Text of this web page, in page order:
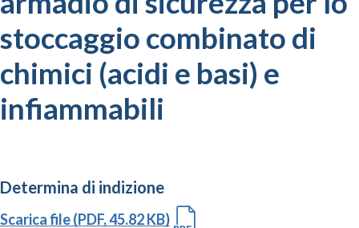
stoccaggio combinato di
chimici (acidi e basi) e
infiammabili
Determina di indizione
Scarica file (PDF, 45.82 KB)